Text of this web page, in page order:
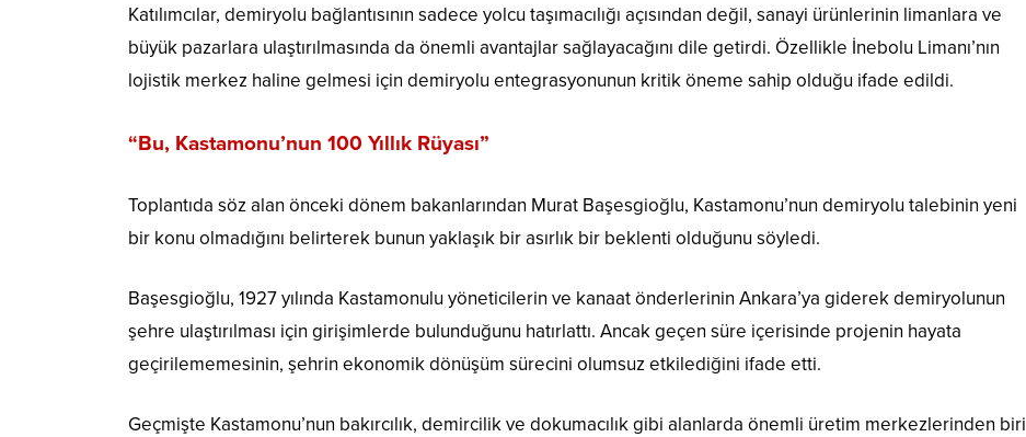
Katılımcılar, demiryolu bağlantısının sadece yolcu taşımacılığı açısından değil, sanayi ürünlerinin limanlara ve
büyük pazarlara ulaştırılmasında da önemli avantajlar sağlayacağını dile getirdi. Özellikle İnebolu Limanı’nın
lojistik merkez haline gelmesi için demiryolu entegrasyonunun kritik öneme sahip olduğu ifade edildi.
“Bu, Kastamonu’nun 100 Yıllık Rüyası”
Toplantıda söz alan önceki dönem bakanlarından Murat Başesgioğlu, Kastamonu’nun demiryolu talebinin yeni
bir konu olmadığını belirterek bunun yaklaşık bir asırlık bir beklenti olduğunu söyledi.
Başesgioğlu, 1927 yılında Kastamonulu yöneticilerin ve kanaat önderlerinin Ankara’ya giderek demiryolunun
şehre ulaştırılması için girişimlerde bulunduğunu hatırlattı. Ancak geçen süre içerisinde projenin hayata
geçirilememesinin, şehrin ekonomik dönüşüm sürecini olumsuz etkilediğini ifade etti.
Geçmişte Kastamonu’nun bakırcılık, demircilik ve dokumacılık gibi alanlarda önemli üretim merkezlerinden biri